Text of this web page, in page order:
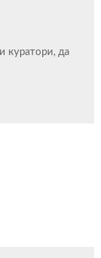
куратори, да